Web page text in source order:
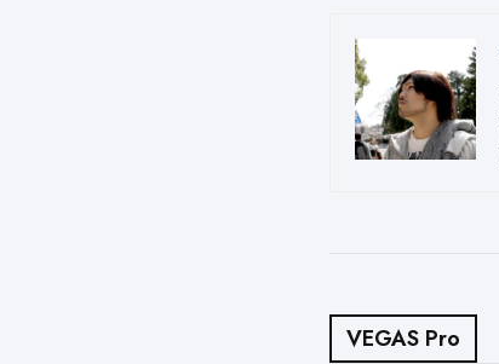
VEGAS Pro